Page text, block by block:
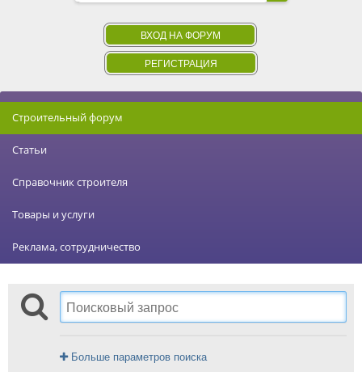
ВХОД НА ФОРУМ
РЕГИСТРАЦИЯ
Строительный форум
Статьи
Справочник строителя
Товары и услуги
Реклама, сотрудничество
Больше параметров поиска